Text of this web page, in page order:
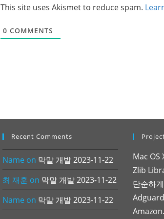
This site uses Akismet to reduce spam.
0 COMMENTS
Recent Comments
Name on 막말 개발 2023-11-22
최 재훈 on 막말 개발 2023-11-22
Name on 막말 개발 2023-11-22
Mac OS
Zlib
단순하